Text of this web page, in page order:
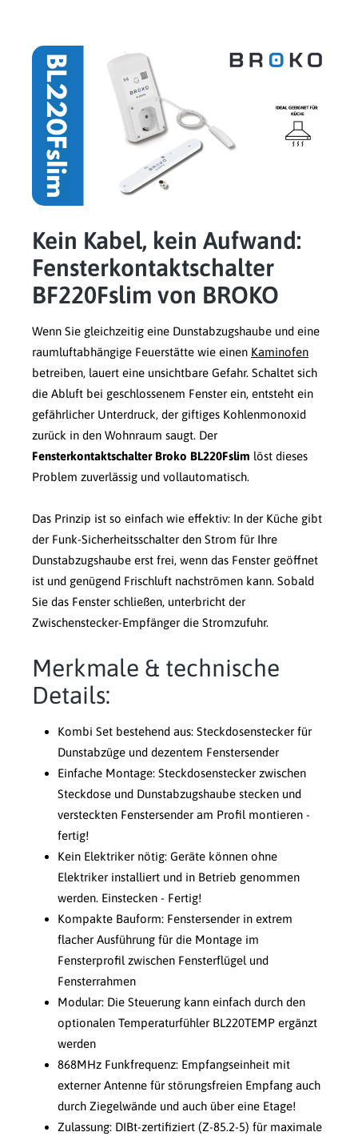
Kein Kabel, kein Aufwand:
Fensterkontaktschalter
BF220Fslim von BROKO
Wenn Sie gleichzeitig eine Dunstabzugshaube und eine
raumluftabhängige Feuerstätte wie einen Kaminofen
betreiben, lauert eine unsichtbare Gefahr. Schaltet sich
die Abluft bei geschlossenem Fenster ein, entsteht ein
gefährlicher Unterdruck, der giftiges Kohlenmonoxid
zurück in den Wohnraum saugt. Der
Fensterkontaktschalter Broko BL220Fslim löst dieses
Problem zuverlässig und vollautomatisch.
Das Prinzip ist so einfach wie effektiv: In der Küche gibt
der Funk-Sicherheitsschalter den Strom für Ihre
Dunstabzugshaube erst frei, wenn das Fenster geöffnet
ist und genügend Frischluft nachströmen kann. Sobald
Sie das Fenster schließen, unterbricht der
Zwischenstecker-Empfänger die Stromzufuhr.
Merkmale & technische
Details:
Kombi Set bestehend aus: Steckdosenstecker für
Dunstabzüge und dezentem Fenstersender
Einfache Montage: Steckdosenstecker zwischen
Steckdose und Dunstabzugshaube stecken und
versteckten Fenstersender am Profil montieren -
fertig!
Kein Elektriker nötig: Geräte können ohne
Elektriker installiert und in Betrieb genommen
werden. Einstecken - Fertig!
Kompakte Bauform: Fenstersender in extrem
flacher Ausführung für die Montage im
Fensterprofil zwischen Fensterflügel und
Fensterrahmen
Modular: Die Steuerung kann einfach durch den
optionalen Temperaturfühler BL220TEMP ergänzt
werden
868MHz Funkfrequenz: Empfangseinheit mit
externer Antenne für störungsfreien Empfang auch
durch Ziegelwände und auch über eine Etage!
Zulassung: DIBt-zertifiziert (Z-85.2-5) für maximale